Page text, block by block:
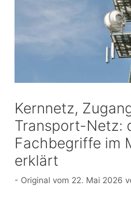
Kernnetz,
Transport-Netz:
Fachbegriffe im
erklärt
22. Mai 2026